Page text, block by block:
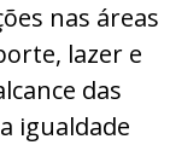
nas áreas
lazer e
das
igualdade